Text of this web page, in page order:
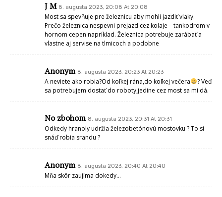
J M 8. augusta 2023, 20:08 At 20:08
Most sa spevňuje pre železnicu aby mohli jazdiť vlaky.
Prečo železnica nespevni prejazd cez kolaje – tankodrom v
hornom cepen napríklad. Železnica potrebuje zarábať a
vlastne aj servise na tlmicoch a podobne
Anonym 8. augusta 2023, 20:23 At 20:23
A neviete ako robia?Od koľkej rána,do koľkej večera
? Veď
sa potrebujem dostať do roboty,jedine cez most sa mi dá.
No zbohom 8. augusta 2023, 20:31 At 20:31
Odkedy hranoly udržia železobetónovú mostovku ? To si
snáď robia srandu ?
Anonym 8. augusta 2023, 20:40 At 20:40
Mňa skôr zaujíma dokedy…